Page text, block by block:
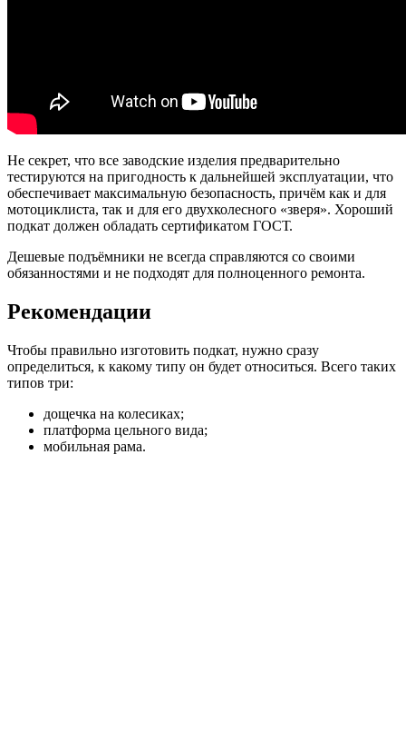
Не секрет, что все заводские изделия предварительно
тестируются на пригодность к дальнейшей эксплуатации, что
обеспечивает максимальную безопасность, причём как и для
мотоциклиста, так и для его двухколесного «зверя». Хороший
подкат должен обладать сертификатом ГОСТ.
Дешевые подъёмники не всегда справляются со своими
обязанностями и не подходят для полноценного ремонта.
Рекомендации
Чтобы правильно изготовить подкат, нужно сразу
определиться, к какому типу он будет относиться. Всего таких
типов три:
дощечка на колесиках;
платформа цельного вида;
мобильная рама.